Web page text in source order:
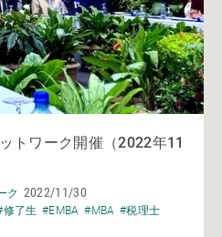
トワーク開催（2022年11
ク 2022/11/30
修了生 #EMBA #MBA #税理士